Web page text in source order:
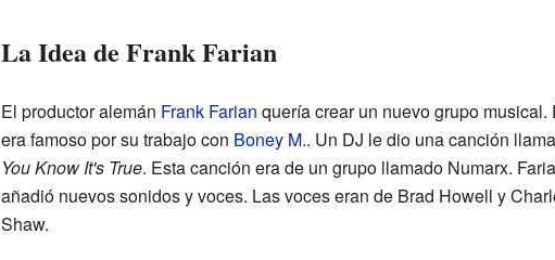
La Idea de Frank Farian
El productor alemán Frank Farian quería crear un nuevo grupo musical.
era famoso por su trabajo con Boney M.. Un DJ le dio una canción
You Know It's True. Esta canción era de un grupo llamado Numarx.
añadió nuevos sonidos y voces. Las voces eran de Brad Howell y
Shaw.